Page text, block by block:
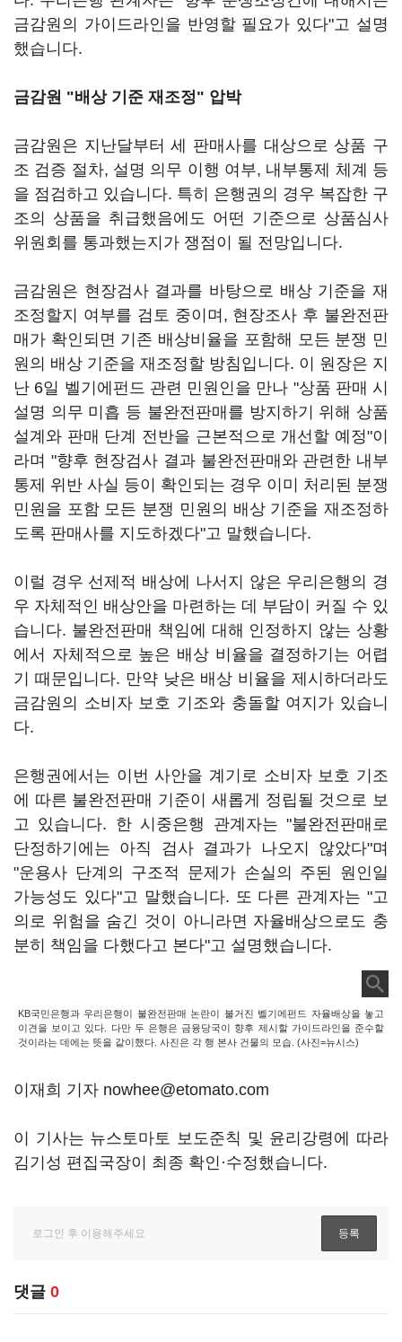
금감원의 가이드라인을 반영할 필요가 있다"고 설명
했습니다.
금감원 "배상 기준 재조정" 압박
금감원은 지난달부터 세 판매사를 대상으로 상품 구
조 검증 절차, 설명 의무 이행 여부, 내부통제 체계 등
을 점검하고 있습니다. 특히 은행권의 경우 복잡한 구
조의 상품을 취급했음에도 어떤 기준으로 상품심사
위원회를 통과했는지가 쟁점이 될 전망입니다.
금감원은 현장검사 결과를 바탕으로 배상 기준을 재
조정할지 여부를 검토 중이며, 현장조사 후 불완전판
매가 확인되면 기존 배상비율을 포함해 모든 분쟁 민
원의 배상 기준을 재조정할 방침입니다. 이 원장은 지
난 6일 벨기에펀드 관련 민원인을 만나 "상품 판매 시
설명 의무 미흡 등 불완전판매를 방지하기 위해 상품
설계와 판매 단계 전반을 근본적으로 개선할 예정"이
라며 "향후 현장검사 결과 불완전판매와 관련한 내부
통제 위반 사실 등이 확인되는 경우 이미 처리된 분쟁
민원을 포함 모든 분쟁 민원의 배상 기준을 재조정하
도록 판매사를 지도하겠다"고 말했습니다.
이럴 경우 선제적 배상에 나서지 않은 우리은행의 경
우 자체적인 배상안을 마련하는 데 부담이 커질 수 있
습니다. 불완전판매 책임에 대해 인정하지 않는 상황
에서 자체적으로 높은 배상 비율을 결정하기는 어렵
기 때문입니다. 만약 낮은 배상 비율을 제시하더라도
금감원의 소비자 보호 기조와 충돌할 여지가 있습니
다.
은행권에서는 이번 사안을 계기로 소비자 보호 기조
에 따른 불완전판매 기준이 새롭게 정립될 것으로 보
고 있습니다. 한 시중은행 관계자는 "불완전판매로
단정하기에는 아직 검사 결과가 나오지 않았다"며
"운용사 단계의 구조적 문제가 손실의 주된 원인일
가능성도 있다"고 말했습니다. 또 다른 관계자는 "고
의로 위험을 숨긴 것이 아니라면 자율배상으로도 충
분히 책임을 다했다고 본다"고 설명했습니다.
KB국민은행과 우리은행이 불완전판매 논란이 불거진 벨기에펀드 자율배상을 놓고
이견을 보이고 있다. 다만 두 은행은 금융당국이 향후 제시할 가이드라인을 준수할
것이라는 데에는 뜻을 같이했다. 사진은 각 행 본사 건물의 모습. (사진=뉴시스)
이재희 기자 nowhee@etomato.com
이 기사는 뉴스토마토 보도준칙 및 윤리강령에 따라
김기성 편집국장이 최종 확인·수정했습니다.
댓글 0